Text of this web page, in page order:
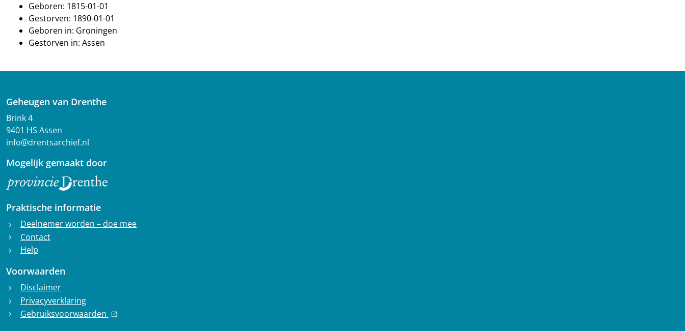
Geboren: 1815-01-01
Gestorven: 1890-01-01
Geboren in: Groningen
Gestorven in: Assen
Geheugen van Drenthe
Brink 4
9401 HS Assen
info@drentsarchief.nl
Mogelijk gemaakt door
Praktische informatie
chevron_right Deelnemer worden – doe mee
chevron_right Contact
chevron_right Help
Voorwaarden
chevron_right Disclaimer
chevron_right Privacyverklaring
chevron_right Gebruiksvoorwaarden open_in_new